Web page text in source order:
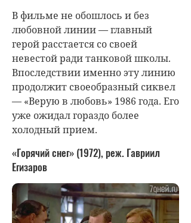
В фильме не обошлось и без
любовной линии — главный
герой расстается со своей
невестой ради танковой школы.
Впоследствии именно эту линию
продолжит своеобразный сиквел
— «Верую в любовь» 1986 года. Его
уже ожидал гораздо более
холодный прием.
«Горячий снег» (1972), реж. Гавриил
Егизаров